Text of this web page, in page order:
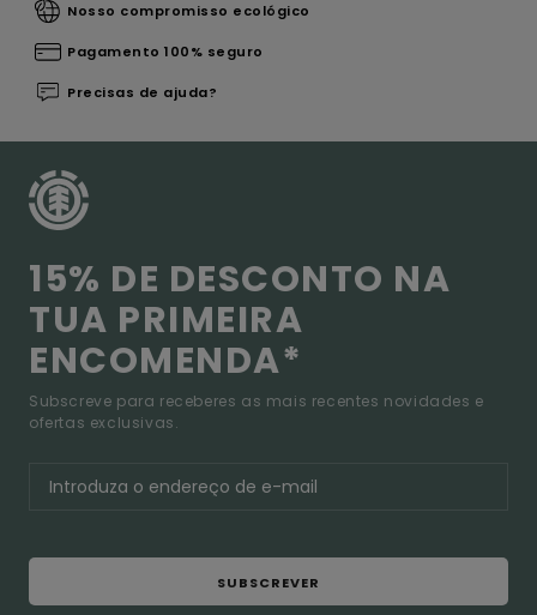
Nosso compromisso ecológico
Pagamento 100% seguro
Precisas de ajuda?
15% DE DESCONTO NA
TUA PRIMEIRA
ENCOMENDA*
Subscreve para receberes as mais recentes novidades e
ofertas exclusivas.
SUBSCREVER